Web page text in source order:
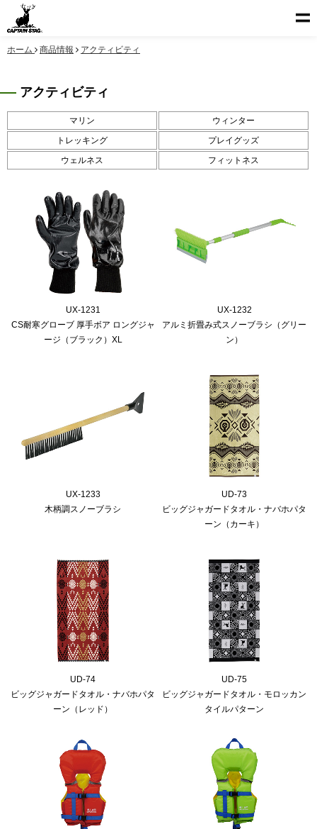
ホーム 商品情報 アクティビティ
アクティビティ
マリン ウィンター
トレッキング プレイグッズ
ウェルネス フィットネス
UX-1231
CS耐寒グローブ 厚手ボア ロングジャ
ージ（ブラック）XL
UX-1232
アルミ折畳み式スノーブラシ（グリー
ン）
UX-1233
木柄調スノーブラシ
UD-73
ビッグジャガードタオル・ナバホパタ
ーン（カーキ）
UD-74
ビッグジャガードタオル・ナバホパタ
ーン（レッド）
UD-75
ビッグジャガードタオル・モロッカン
タイルパターン